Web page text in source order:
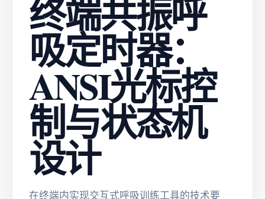
终端共振呼
吸定时器：
ANSI光标控
制与状态机
设计
在终端内实现交互式呼吸训练工具的技术要